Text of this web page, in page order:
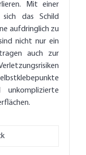
Mit einer
das Schild
aufdringlich zu
nicht nur ein
auch zur
unkomplizierte